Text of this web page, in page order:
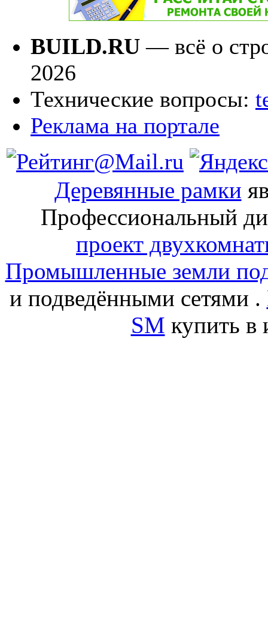
BUILD.RU — всё о
2026
Технические вопросы:
Реклама на портале
Деревянные рамки
Профессиональный
проект
Промышленные земли под
и подведёнными сетями .
SM купить в